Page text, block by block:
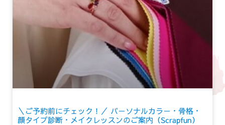
＼ご予約前にチェック！／ パーソナルカラー・骨格・
顔タイプ診断・メイクレッスンのご案内（Scrapfun）